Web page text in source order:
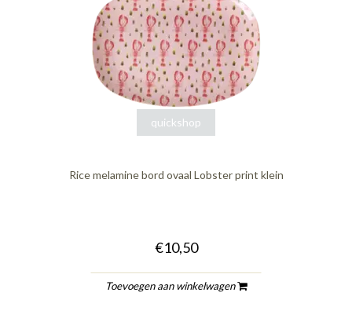
quickshop
Rice melamine bord ovaal Lobster print klein
€10,50
Toevoegen aan winkelwagen